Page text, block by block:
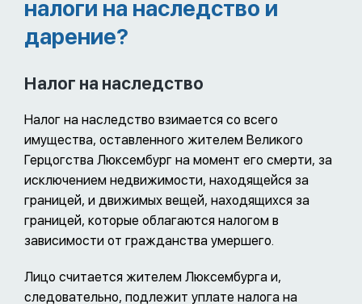
налоги на наследство и
дарение?
Налог на наследство
Налог на наследство взимается со всего
имущества, оставленного жителем Великого
Герцогства Люксембург на момент его смерти, за
исключением недвижимости, находящейся за
границей, и движимых вещей, находящихся за
границей, которые облагаются налогом в
зависимости от гражданства умершего.
Лицо считается жителем Люксембурга и,
следовательно, подлежит уплате налога на